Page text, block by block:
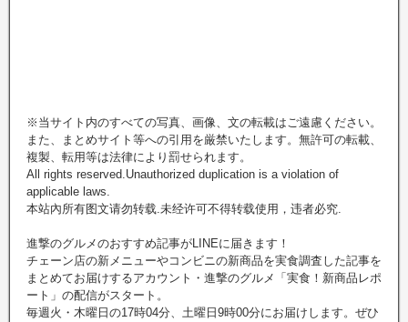
※当サイト内のすべての写真、画像、文の転載はご遠慮ください。
また、まとめサイト等への引用を厳禁いたします。無許可の転載、
複製、転用等は法律により罰せられます。
All rights reserved.Unauthorized duplication is a violation of
applicable laws.
本站內所有图文请勿转载.未经许可不得转载使用，违者必究.
進撃のグルメのおすすめ記事がLINEに届きます！
チェーン店の新メニューやコンビニの新商品を実食調査した記事を
まとめてお届けするアカウント・進撃のグルメ「実食！新商品レポ
ート」の配信がスタート。
毎週火・木曜日の17時04分、土曜日9時00分にお届けします。ぜひ